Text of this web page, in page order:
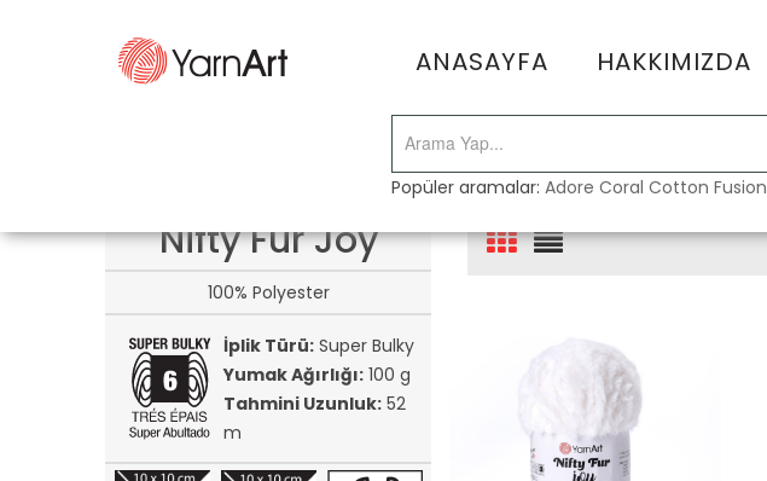
ANASAYFA HAKKIMIZDA
Popüler aramalar:Adore Coral Cotton Fusion
Nifty Fur Joy
100% Polyester
İplik Türü: Super Bulky
Yumak Ağırlığı: 100 g
Tahmini Uzunluk: 52
m